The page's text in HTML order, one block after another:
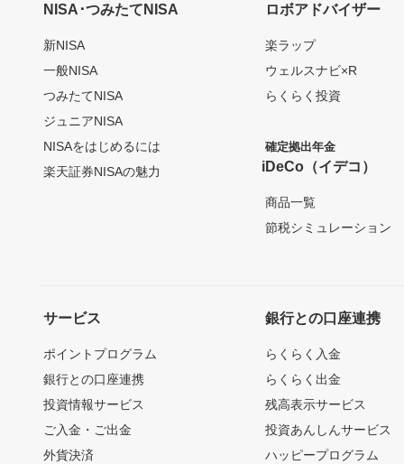
NISA･つみたてNISA
新NISA
一般NISA
つみたてNISA
ジュニアNISA
NISAをはじめるには
楽天証券NISAの魅力
ロボアドバイザー
楽ラップ
ウェルスナビ×R
らくらく投資
確定拠出年金
iDeCo（イデコ）
商品一覧
節税シミュレーション
サービス
ポイントプログラム
銀行との口座連携
投資情報サービス
ご入金・ご出金
外貨決済
銀行との口座連携
らくらく入金
らくらく出金
残高表示サービス
投資あんしんサービス
ハッピープログラム